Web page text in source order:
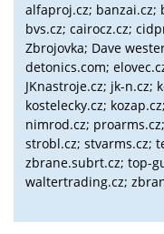
alfaproj.cz; banzai.cz;
bvs.cz; cairocz.cz;
Zbrojovka; Dave
detonics.com;
JKnastroje.cz; jk-n.cz;
kostelecky.cz;
nimrod.cz;
strobl.cz; stvarms.cz;
zbrane.subrt.cz; top-
waltertrading.cz;